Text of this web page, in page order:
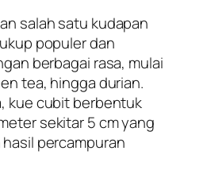
salah satu kudapan
populer dan
berbagai rasa, mulai
tea, hingga durian.
kue cubit berbentuk
sekitar 5 cm yang
percampuran